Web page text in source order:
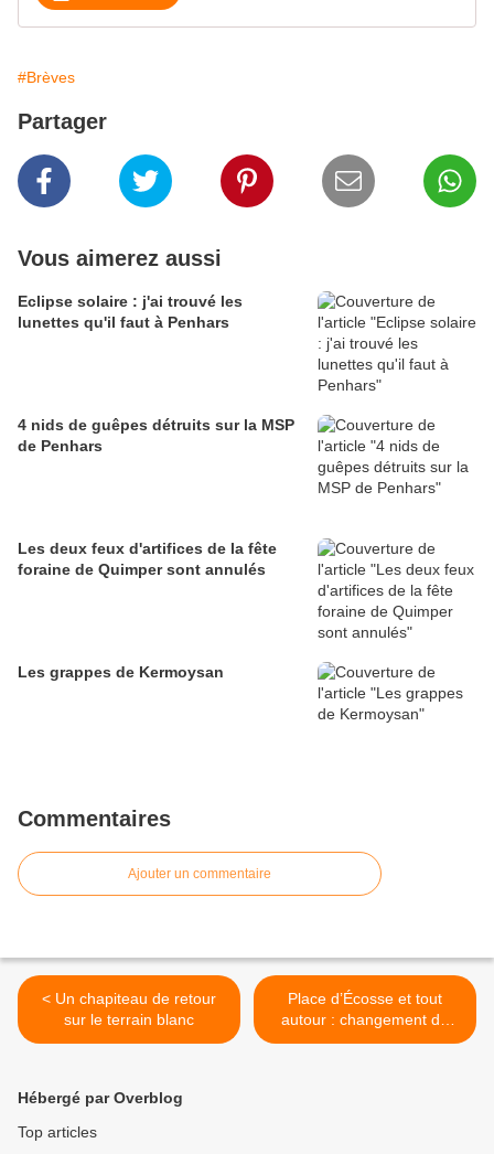
#Brèves
Partager
Vous aimerez aussi
Eclipse solaire : j'ai trouvé les
lunettes qu'il faut à Penhars
4 nids de guêpes détruits sur la MSP
de Penhars
Les deux feux d'artifices de la fête
foraine de Quimper sont annulés
Les grappes de Kermoysan
Commentaires
Ajouter un commentaire
< Un chapiteau de retour
sur le terrain blanc
Place d’Écosse et tout
autour : changement de
tous les lampadaires >
Hébergé par Overblog
Top articles